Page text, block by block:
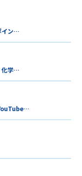
イン…
化学…